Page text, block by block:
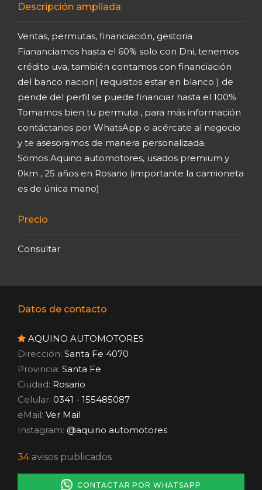
Descripción ampliada
Ventas, permutas, financiación, gestoria
Fiananciamos hasta el 60% solo con Dni, tenemos
crédito uva, también contamos con financiación
del banco nacion( requisitos estar en blanco ) de
pende del perfil se puede financiar hasta el 100%
Tomamos bien tu permuta , para más información
contáctanos por WhatsApp o acércate al negocio
y te asesoramos de manera personalizada.
Somos Aquino automotores, usados premium y
0km , 25 años en Rosario (importante la camioneta
es de única mano)
Precio
Consultar
Datos de contacto
AQUINO AUTOMOTORES
Dirección: Santa Fe 4070
Provincia: Santa Fe
Ciudad: Rosario
Celular: 0341 - 155485087
eMail: Ver Mail
Instagram: @aquino automotores
34avisos publicados
CONTACTAR POR WHATSAPP